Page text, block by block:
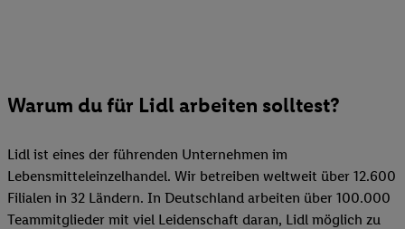
Warum du für Lidl arbeiten solltest?
Lidl ist eines der führenden Unternehmen im
Lebensmitteleinzelhandel. Wir betreiben weltweit über 12.600
Filialen in 32 Ländern. In Deutschland arbeiten über 100.000
Teammitglieder mit viel Leidenschaft daran, Lidl möglich zu